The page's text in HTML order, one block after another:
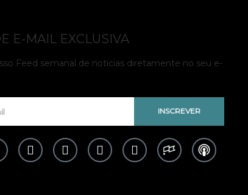
E-MAIL EXCLUSIVA
Feed semanal de notícias diretamente no seu e-
INSCREVER